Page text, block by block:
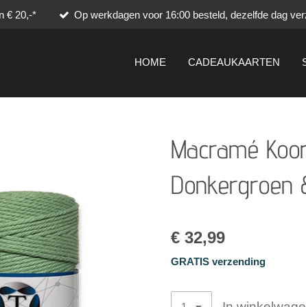
€ 20,-* Op werkdagen voor 16:00 besteld, dezelfde dag
HOME CADEAUKAARTEN
Macramé
Donkergroen
€ 32,99
GRATIS verzending